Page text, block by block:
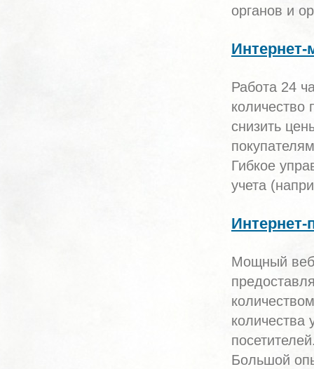
органов и
Интернет-
Работа 24
количество
снизить
Гибкое
учета
Интернет-
Мощный
количества
Большой